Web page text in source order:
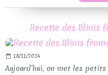
Recette des Blinis
18/11/2024
Aujourd’hui, on met les